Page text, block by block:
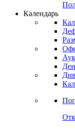
Календарь